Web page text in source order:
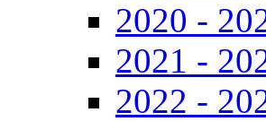
2020 -
2021 -
2022 -